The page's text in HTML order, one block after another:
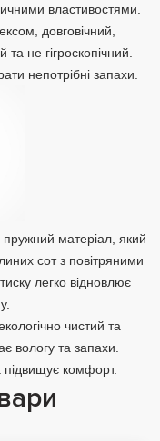
властивостями.
довговічний,
не гігроскопічний.
непотрібні запахи.
матеріал, який
сот з повітряними
легко відновлює
чистий та
вологу та запахи.
комфорт.